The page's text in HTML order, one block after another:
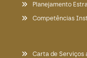
Planejamento
Competências
Carta de Serviços